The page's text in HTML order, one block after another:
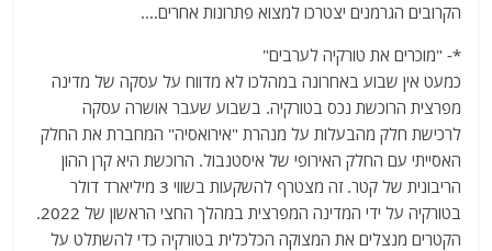
הקרובים הגרמנים יצטרכו למצוא פתרונות אחרים….
*- "מוכרים את טורקיה לערבים"
כמעט אין שבוע באחרונה במהלכו לא מדווח על עסקה של מדינה
מפרצית הרוכשת נכס בטורקיה. בשבוע שעבר אושרה עסקה
לרכישת חלק מהבעלות על מנהרת "אירואסיה" המחברת את החלק
האסייתי עם החלק האירופי של איסטנבול. הרוכשת היא קרן ההון
הריבונית של קטר. זה מצטרף להשקעות בשווי 3 מיליארד דולר
בטורקיה על ידי המדינה המפרצית במהלך החצי הראשון של 2022.
הקטרים מנצלים את המצוקה הכלכלית בטורקיה כדי להשתלט על